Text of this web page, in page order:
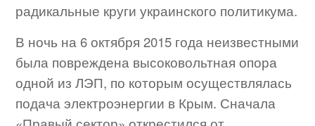
радикальные круги украинского политикума.
В ночь на 6 октября 2015 года неизвестными
была повреждена высоковольтная опора
одной из ЛЭП, по которым осуществлялась
подача электроэнергии в Крым. Сначала